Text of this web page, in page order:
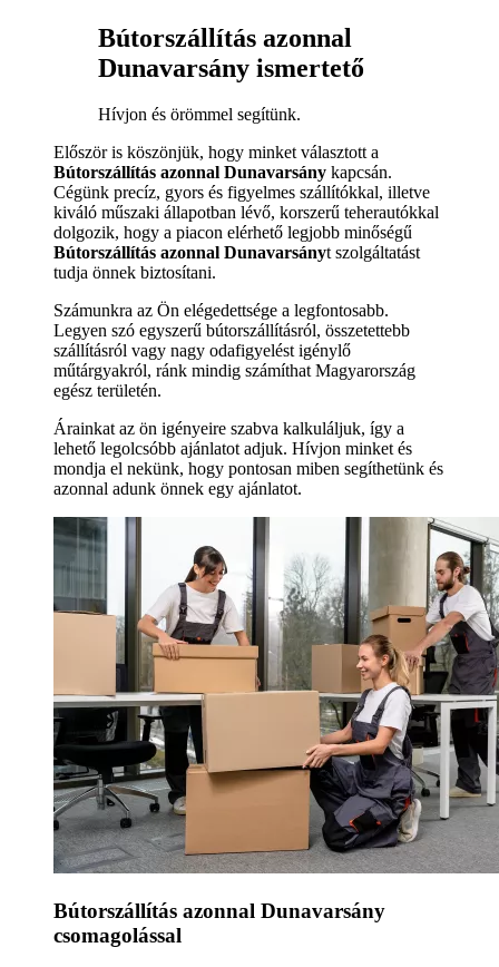
Bútorszállítás azonnal
Dunavarsány ismertető
Hívjon és örömmel segítünk.
Először is köszönjük, hogy minket választott a
Bútorszállítás azonnal Dunavarsány kapcsán.
Cégünk precíz, gyors és figyelmes szállítókkal, illetve
kiváló műszaki állapotban lévő, korszerű teherautókkal
dolgozik, hogy a piacon elérhető legjobb minőségű
Bútorszállítás azonnal Dunavarsányt szolgáltatást
tudja önnek biztosítani.
Számunkra az Ön elégedettsége a legfontosabb.
Legyen szó egyszerű bútorszállításról, összetettebb
szállításról vagy nagy odafigyelést igénylő
műtárgyakról, ránk mindig számíthat Magyarország
egész területén.
Árainkat az ön igényeire szabva kalkuláljuk, így a
lehető legolcsóbb ajánlatot adjuk. Hívjon minket és
mondja el nekünk, hogy pontosan miben segíthetünk és
azonnal adunk önnek egy ajánlatot.
Bútorszállítás azonnal Dunavarsány
csomagolással